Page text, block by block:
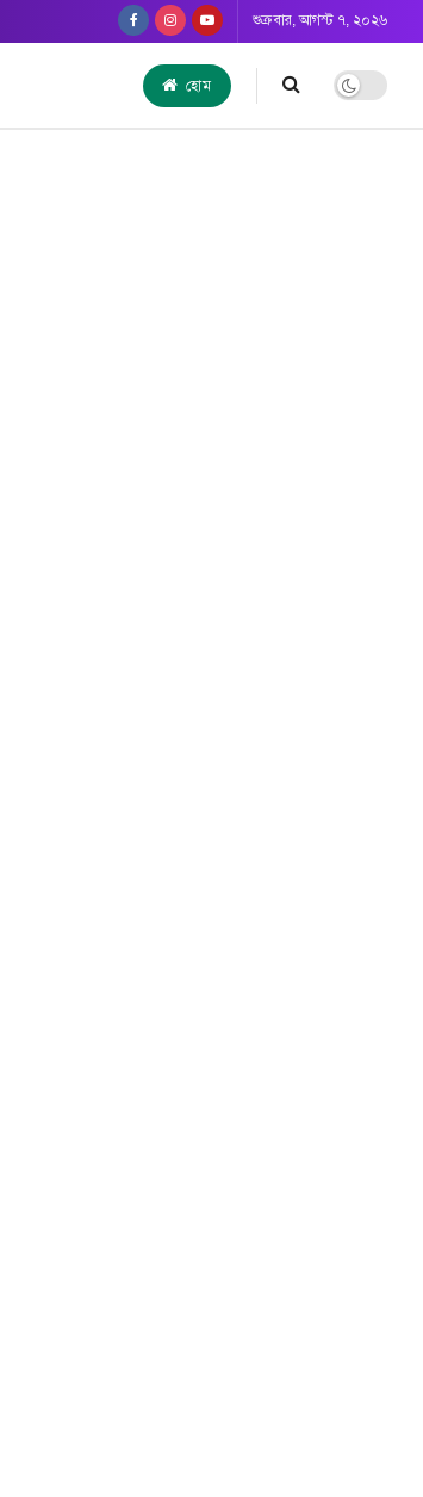
শুক্রবার, আগস্ট ৭, ২০২৬
হোম